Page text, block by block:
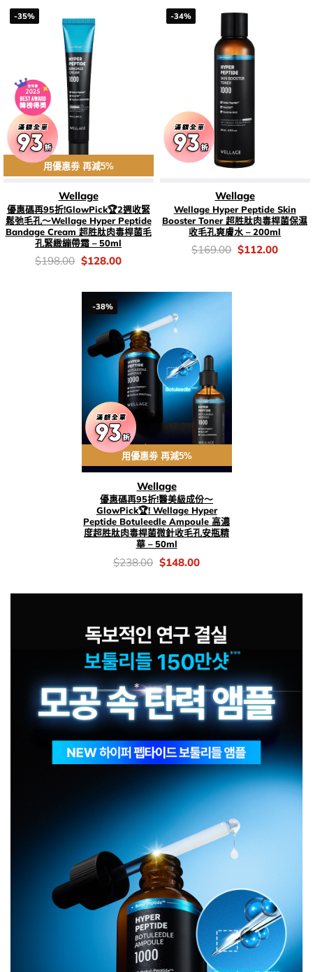
-35%
用優惠劵 再減5%
Wellage
優惠碼再95折!GlowPick🏆2週收緊
鬆弛毛孔～Wellage Hyper Peptide
Bandage Cream 超胜肽肉毒桿菌毛
孔緊緻繃帶霜 – 50ml
價
錢：
$198.00 Original
price
$198.00.
$128.00Current
$128.00.
-34%
Wellage
Wellage Hyper Peptide Skin
Booster Toner 超胜肽肉毒桿菌保濕
收毛孔爽膚水 – 200ml
價
錢：
$169.00 Original
price
$112.00Current
-38%
用優惠劵 再減5%
Wellage
優惠碼再95折!醫美級成份～
GlowPick🏆! Wellage Hyper
Peptide Botuleedle Ampoule 高濃
度超胜肽肉毒桿菌微針收毛孔安瓶精
華 – 50ml
價
錢：
$238.00 Original
price
$238.00.
$148.00Current
$148.00.